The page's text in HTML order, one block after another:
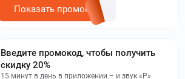
Показать промокод
Введите промокод, чтобы получить
скидку 20%
15 минут в день в приложении – и звук «Р»